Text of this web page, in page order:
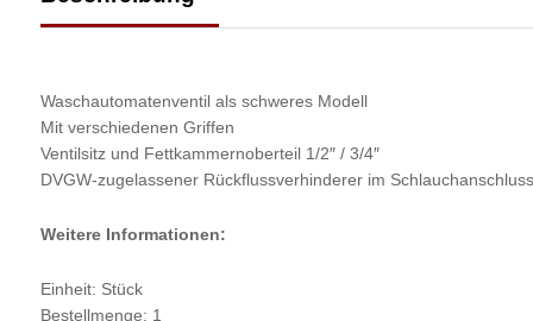
Waschautomatenventil als schweres Modell
Mit verschiedenen Griffen
Ventilsitz und Fettkammernoberteil 1/2″ / 3/4″
DVGW-zugelassener Rückflussverhinderer im
Weitere Informationen:
Einheit: Stück
Bestellmenge: 1